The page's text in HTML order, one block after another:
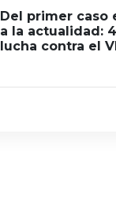
Del primer caso
a la actualidad:
lucha contra el